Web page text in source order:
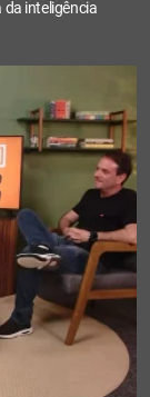
da inteligência